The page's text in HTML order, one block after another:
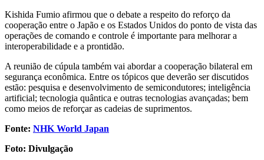
Kishida Fumio afirmou que o debate a respeito do reforço da
cooperação entre o Japão e os Estados Unidos do ponto de vista das
operações de comando e controle é importante para melhorar a
interoperabilidade e a prontidão.
A reunião de cúpula também vai abordar a cooperação bilateral em
segurança econômica. Entre os tópicos que deverão ser discutidos
estão: pesquisa e desenvolvimento de semicondutores; inteligência
artificial; tecnologia quântica e outras tecnologias avançadas; bem
como meios de reforçar as cadeias de suprimentos.
Fonte: NHK World Japan
Foto: Divulgação